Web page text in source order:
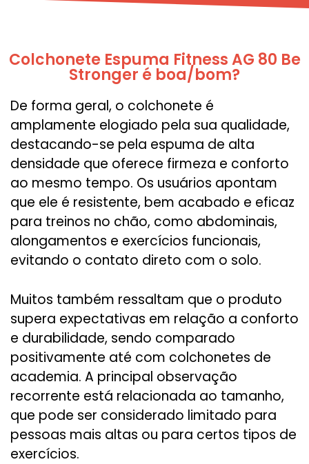
Colchonete Espuma Fitness AG 80 Be
Stronger é boa/bom?
De forma geral, o colchonete é
amplamente elogiado pela sua qualidade,
destacando-se pela espuma de alta
densidade que oferece firmeza e conforto
ao mesmo tempo. Os usuários apontam
que ele é resistente, bem acabado e eficaz
para treinos no chão, como abdominais,
alongamentos e exercícios funcionais,
evitando o contato direto com o solo.
Muitos também ressaltam que o produto
supera expectativas em relação a conforto
e durabilidade, sendo comparado
positivamente até com colchonetes de
academia. A principal observação
recorrente está relacionada ao tamanho,
que pode ser considerado limitado para
pessoas mais altas ou para certos tipos de
exercícios.